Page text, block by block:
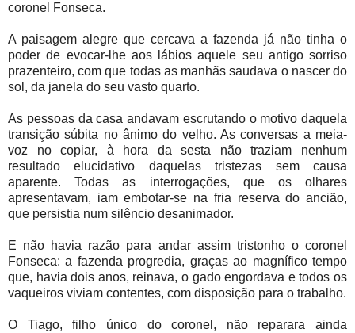
coronel Fonseca.
A paisagem alegre que cercava a fazenda já não tinha o
poder de evocar-lhe aos lábios aquele seu antigo sorriso
prazenteiro, com que todas as manhãs saudava o nascer do
sol, da janela do seu vasto quarto.
As pessoas da casa andavam escrutando o motivo daquela
transição súbita no ânimo do velho. As conversas a meia-
voz no copiar, à hora da sesta não traziam nenhum
resultado elucidativo daquelas tristezas sem causa
aparente. Todas as interrogações, que os olhares
apresentavam, iam embotar-se na fria reserva do ancião,
que persistia num silêncio desanimador.
E não havia razão para andar assim tristonho o coronel
Fonseca: a fazenda progredia, graças ao magnífico tempo
que, havia dois anos, reinava, o gado engordava e todos os
vaqueiros viviam contentes, com disposição para o trabalho.
O Tiago, filho único do coronel, não reparara ainda